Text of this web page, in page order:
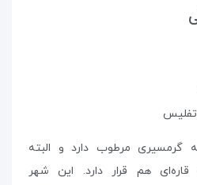
مرطوب دارد و البته
هم قرار دارد. این شهر